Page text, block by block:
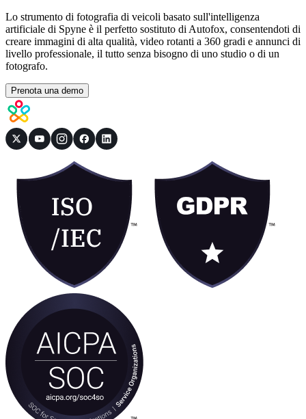
Lo strumento di fotografia di veicoli basato sull'intelligenza
artificiale di Spyne è il perfetto sostituto di Autofox, consentendoti di
creare immagini di alta qualità, video rotanti a 360 gradi e annunci di
livello professionale, il tutto senza bisogno di uno studio o di un
fotografo.
Prenota una demo